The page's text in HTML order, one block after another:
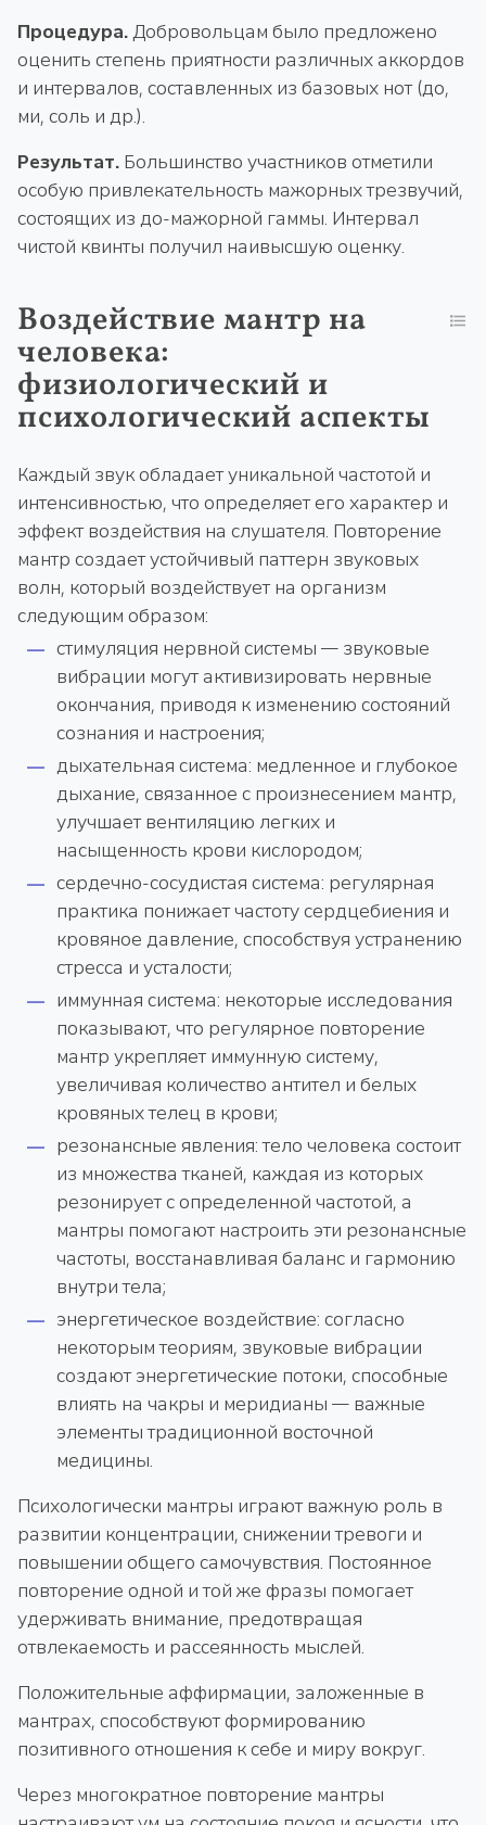
Процедура.Добровольцам было предложено
оценить степень приятности различных аккордов
и интервалов, составленных из базовых нот (до,
ми, соль и др.).
Результат. Большинство участников отметили
особую привлекательность мажорных трезвучий,
состоящих из до-мажорной гаммы. Интервал
чистой квинты получил наивысшую оценку.
Воздействие мантр на
человека:
физиологический и
психологический аспекты
Каждый звук обладает уникальной частотой и
интенсивностью, что определяет его характер и
эффект воздействия на слушателя. Повторение
мантр создает устойчивый паттерн звуковых
волн, который воздействует на организм
следующим образом:
стимуляция нервной системы — звуковые
вибрации могут активизировать нервные
окончания, приводя к изменению состояний
сознания и настроения;
дыхательная система: медленное и глубокое
дыхание, связанное с произнесением мантр,
улучшает вентиляцию легких и
насыщенность крови кислородом;
сердечно-сосудистая система: регулярная
практика понижает частоту сердцебиения и
кровяное давление, способствуя устранению
стресса и усталости;
иммунная система: некоторые исследования
показывают, что регулярное повторение
мантр укрепляет иммунную систему,
увеличивая количество антител и белых
кровяных телец в крови;
резонансные явления: тело человека состоит
из множества тканей, каждая из которых
резонирует с определенной частотой, а
мантры помогают настроить эти резонансные
частоты, восстанавливая баланс и гармонию
внутри тела;
энергетическое воздействие: согласно
некоторым теориям, звуковые вибрации
создают энергетические потоки, способные
влиять на чакры и меридианы — важные
элементы традиционной восточной
медицины.
Психологически мантры играют важную роль в
развитии концентрации, снижении тревоги и
повышении общего самочувствия. Постоянное
повторение одной и той же фразы помогает
удерживать внимание, предотвращая
отвлекаемость и рассеянность мыслей.
Положительные аффирмации, заложенные в
мантрах, способствуют формированию
позитивного отношения к себе и миру вокруг.
Через многократное повторение мантры